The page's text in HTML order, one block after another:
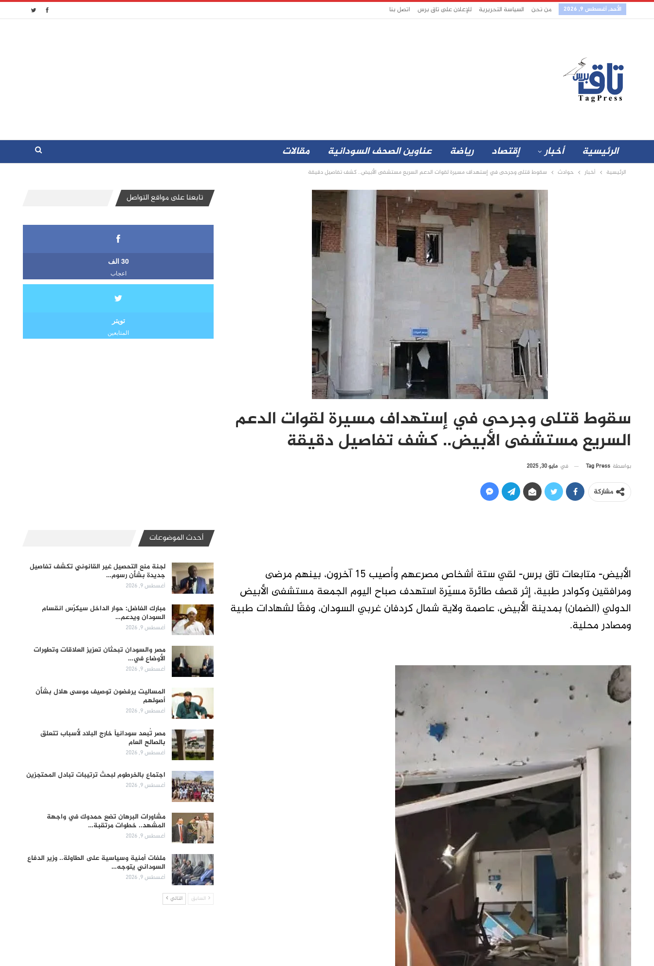
الأحد, أغسطس 9, 2026 من نحن السياسة التحريرية للإعلان على تاق برس اتصل بنا
الرئيسية أخبار إقتصاد رياضة عناوين الصحف السودانية مقالات
الرئيسية أخبار حوادث سقوط قتلى وجرحى في إستهداف مسيرة لقوات الدعم السريع مستشفى الأبيض.. كشف تفاصيل دقيقة
سقوط قتلى وجرحى في إستهداف مسيرة لقوات الدعم
السريع مستشفى الأبيض.. كشف تفاصيل دقيقة
بواسطة Tag Press في مايو 30, 2025
مشاركة
الأبيض- متابعات تاق برس- لقي ستة أشخاص مصرعهم وأُصيب 15 آخرون، بينهم مرضى
ومرافقين وكوادر طبية، إثر قصف طائرة مسيّرة استهدف صباح اليوم الجمعة مستشفى الأبيض
الدولي (الضمان) بمدينة الأبيض، عاصمة ولاية شمال كردفان غربي السودان، وفقًا لشهادات طبية
ومصادر محلية.
تابعنا على مواقع التواصل
30 الف
اعجاب
تويتر
المتابعين
أحدث الموضوعات
لجنة منع التحصيل غير القانوني تكشف تفاصيل
جديدة بشأن رسوم…
أغسطس 9, 2026
مبارك الفاضل: حوار الداخل سيكرّس انقسام
السودان ويدعم…
أغسطس 9, 2026
مصر والسودان تبحثان تعزيز العلاقات وتطورات
الأوضاع في…
أغسطس 9, 2026
المساليت يرفضون توصيف موسى هلال بشأن
أصولهم
أغسطس 9, 2026
مصر تُبعد سودانياً خارج البلاد لأسباب تتعلق
بالصالح العام
أغسطس 9, 2026
اجتماع بالخرطوم لبحث ترتيبات تبادل المحتجزين
أغسطس 9, 2026
مشاورات البرهان تضع حمدوك في واجهة
المشهد.. خطوات مرتقبة…
أغسطس 9, 2026
ملفات أمنية وسياسية على الطاولة.. وزير الدفاع
السوداني يتوجه…
أغسطس 9, 2026
السابق التالي